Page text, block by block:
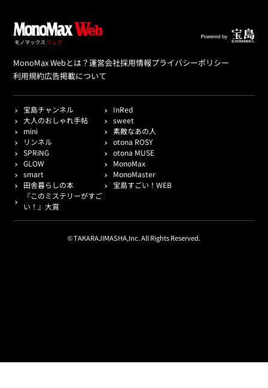
MonoMax Webとは？運営会社採用情報プライバシーポリシー
利用規約広告掲載について
宝島チャンネル
InRed
大人のおしゃれ手帖
sweet
mini
素敵なあの人
リンネル
otona ROSY
SPRiNG
otona MUSE
GLOW
MonoMax
smart
MonoMaster
田舎暮らしの本
宝島すごい！WEB
『このミステリーがすご
い！』大賞
© TAKARAJIMASHA,Inc. All Rights Reserved.